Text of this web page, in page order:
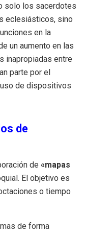
solo los sacerdotes
eclesiásticos, sino
en la
un aumento en las
inapropiadas entre
parte por el
de dispositivos
de
de «mapas
El objetivo es
o tiempo
de forma